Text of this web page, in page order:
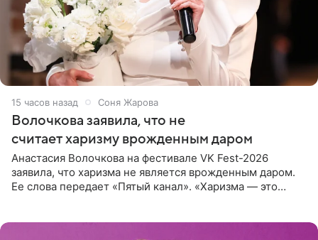
15 часов назад Соня Жарова
Волочкова заявила, что не
считает харизму врожденным даром
Анастасия Волочкова на фестивале VK Fest-2026
заявила, что харизма не является врожденным даром.
Ее слова передает «Пятый канал». «Харизма — это